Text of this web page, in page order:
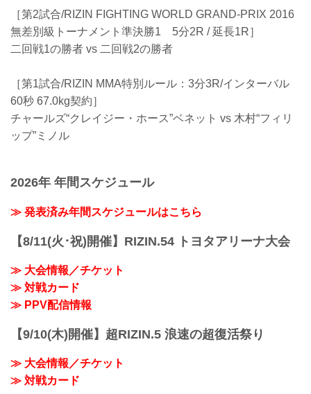
［第2試合/RIZIN FIGHTING WORLD GRAND-PRIX 2016
無差別級トーナメント準決勝1 5分2R / 延長1R］
二回戦1の勝者 vs 二回戦2の勝者
［第1試合/RIZIN MMA特別ルール：3分3R/インターバル
60秒 67.0kg契約］
チャールズ“クレイジー・ホース”ベネット vs 木村“フィリ
ップ”ミノル
2026年 年間スケジュール
≫ 発表済み年間スケジュールはこちら
【8/11(火･祝)開催】RIZIN.54 トヨタアリーナ大会
≫ 大会情報／チケット
≫ 対戦カード
≫ PPV配信情報
【9/10(木)開催】超RIZIN.5 浪速の超復活祭り
≫ 大会情報／チケット
≫ 対戦カード